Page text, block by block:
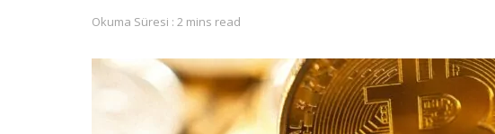
Okuma Süresi : 2 mins read